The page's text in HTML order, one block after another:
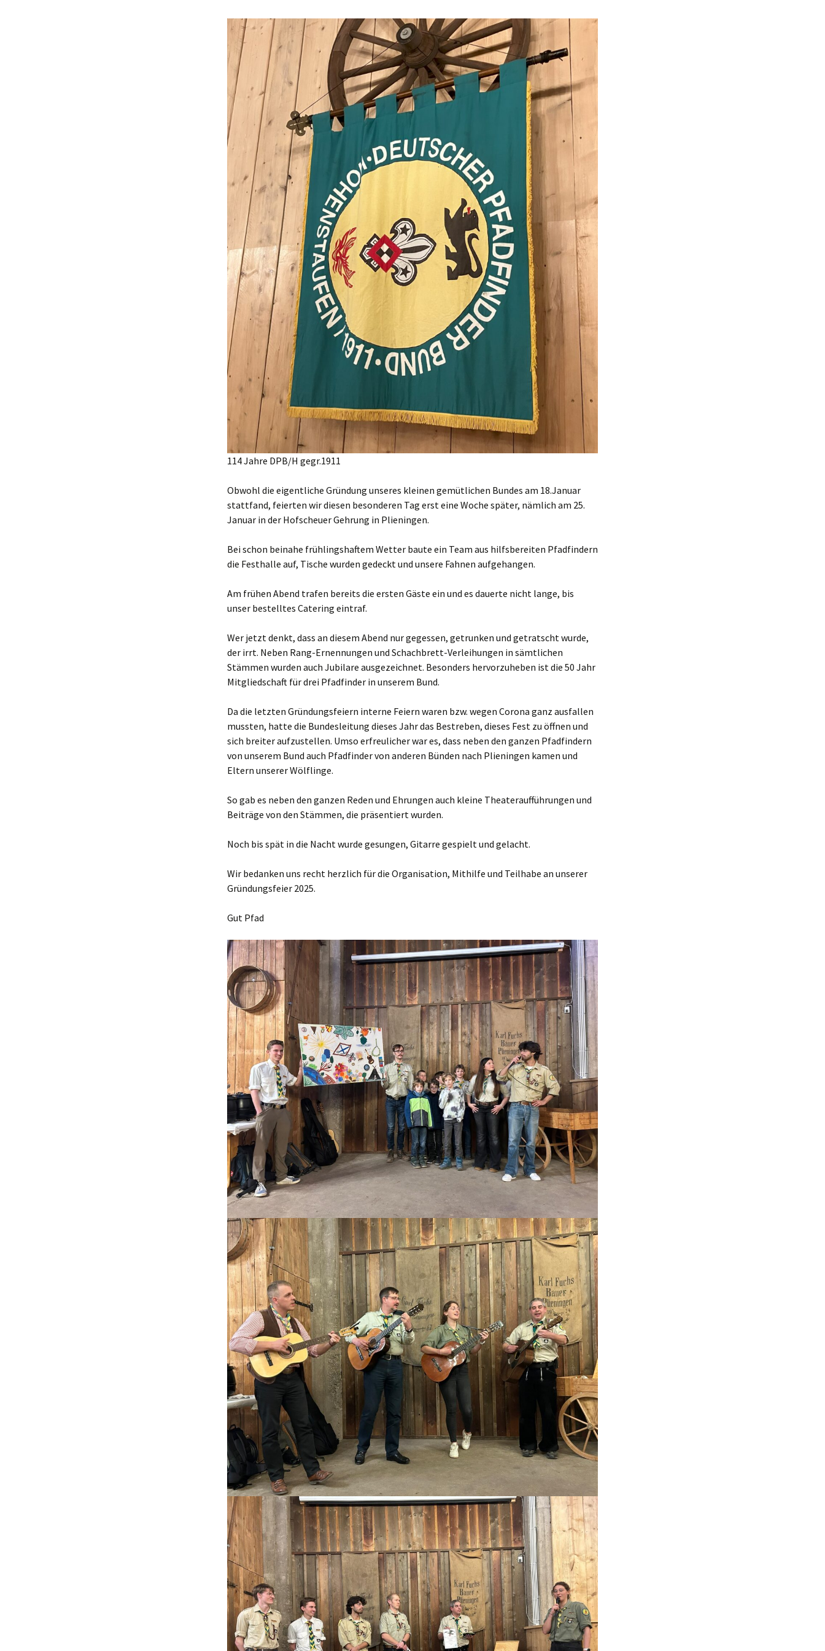
Bundesrüstkammer
114 Jahre DPB/H gegr.1911
Obwohl die eigentliche Gründung unseres kleinen gemütlichen Bundes am 18.Januar
stattfand, feierten wir diesen besonderen Tag erst eine Woche später, nämlich am 25.
Januar in der Hofscheuer Gehrung in Plieningen.
Bei schon beinahe frühlingshaftem Wetter baute ein Team aus hilfsbereiten Pfadfindern
die Festhalle auf, Tische wurden gedeckt und unsere Fahnen aufgehangen.
Am frühen Abend trafen bereits die ersten Gäste ein und es dauerte nicht lange, bis
unser bestelltes Catering eintraf.
Wer jetzt denkt, dass an diesem Abend nur gegessen, getrunken und getratscht wurde,
der irrt. Neben Rang-Ernennungen und Schachbrett-Verleihungen in sämtlichen
Stämmen wurden auch Jubilare ausgezeichnet. Besonders hervorzuheben ist die 50 Jahr
Mitgliedschaft für drei Pfadfinder in unserem Bund.
Da die letzten Gründungsfeiern interne Feiern waren bzw. wegen Corona ganz ausfallen
mussten, hatte die Bundesleitung dieses Jahr das Bestreben, dieses Fest zu öffnen und
sich breiter aufzustellen. Umso erfreulicher war es, dass neben den ganzen Pfadfindern
von unserem Bund auch Pfadfinder von anderen Bünden nach Plieningen kamen und
Eltern unserer Wölflinge.
So gab es neben den ganzen Reden und Ehrungen auch kleine Theateraufführungen und
Beiträge von den Stämmen, die präsentiert wurden.
Noch bis spät in die Nacht wurde gesungen, Gitarre gespielt und gelacht.
Wir bedanken uns recht herzlich für die Organisation, Mithilfe und Teilhabe an unserer
Gründungsfeier 2025.
Gut Pfad